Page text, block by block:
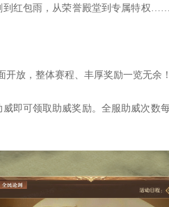
红包雨，从荣誉殿堂到专属特权
开放，整体赛程、丰厚奖励一览无余
即可领取助威奖励。全服助威次数